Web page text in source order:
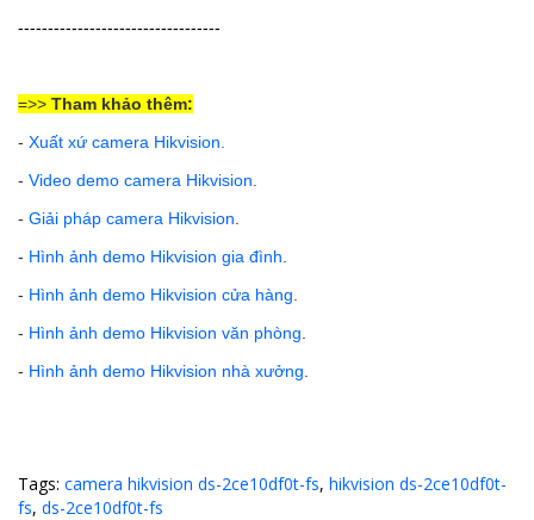
----------------------------------
=>> Tham khảo thêm:
- Xuất xứ camera Hikvision
- Video demo camera Hikvision
- Giải pháp camera Hikvision
- Hình ảnh demo Hikvision gia đình
- Hình ảnh demo Hikvision cửa hàng
- Hình ảnh demo Hikvision văn phòng
- Hình ảnh demo Hikvision nhà xưởng
Tags: camera hikvision ds-2ce10df0t-fs, hikvision ds-2ce10df0t-
fs, ds-2ce10df0t-fs